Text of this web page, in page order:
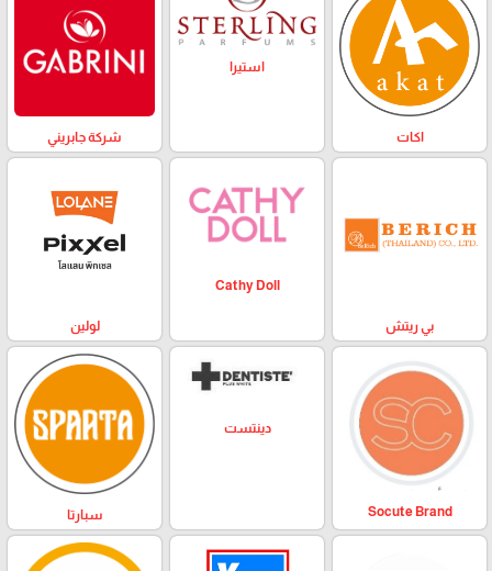
اكات
استيرا
شركة جابريني
بي ريتش
Cathy Doll
لولين
Socute Brand
دينتست
سبارتا